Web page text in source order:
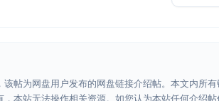
该帖为网盘用户发布的网盘链接介绍帖。本文内所
，本站无法操作相关资源。如您认为本站任何介绍